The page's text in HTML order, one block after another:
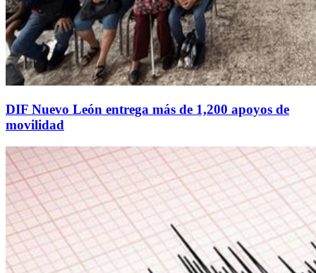
DIF Nuevo León entrega más de 1,200 apoyos de
movilidad